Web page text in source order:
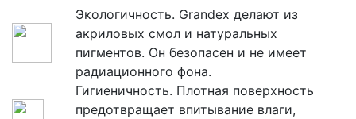
Экологичность. Grandex делают из
акриловых смол и натуральных
пигментов. Он безопасен и не имеет
радиационного фона.
Гигиеничность. Плотная поверхность
предотвращает впитывание влаги,